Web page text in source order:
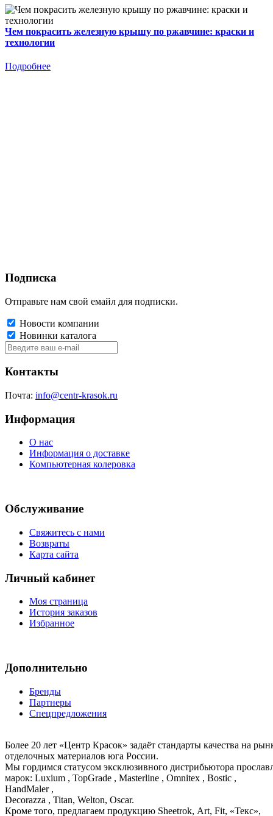
Чем покрасить железную крышу по ржавчине: краски и
технологии
Подробнее
Подписка
Отправьте нам свой емайл для подписки.
Новости компании
Новинки каталога
Контакты
Почта: info@centr-krasok.ru
Информация
О нас
Информация о доставке
Компьютерная колеровка
Обслуживание
Свяжитесь с нами
Возвраты
Карта сайта
Личный кабинет
Моя страница
История заказов
Избранное
Дополнительно
Бренды
Партнеры
Спецпредложения
Более 20 лет «Центр Красок» задаёт стандарты качества на
отделочных материалов юга России.
Мы гордимся статусом эксклюзивного дистрибьютора
марок: Luxium , TopGrade , Masterline , Omnitex , Bostic ,
HandMaler ,
Decorazza , Titan, Welton, Oscar.
Кроме того, предлагаем продукцию Sheetrok, Art, Fit, «Текс»,